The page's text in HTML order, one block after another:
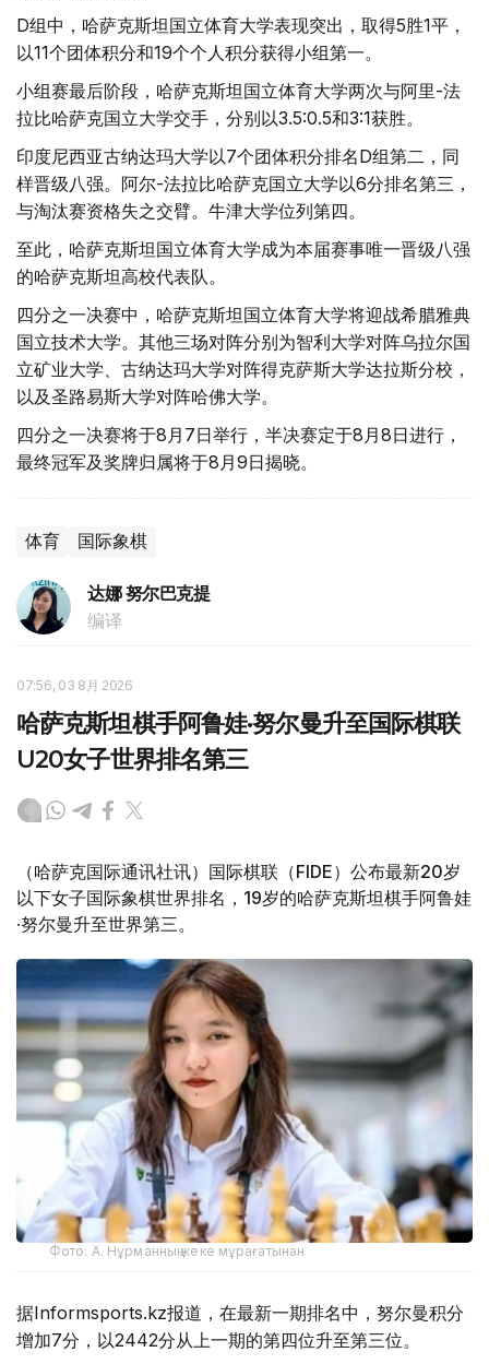
D组中，哈萨克斯坦国立体育大学表现突出，取得5胜1平，
以11个团体积分和19个个人积分获得小组第一。
小组赛最后阶段，哈萨克斯坦国立体育大学两次与阿里-法
拉比哈萨克国立大学交手，分别以3.5:0.5和3:1获胜。
印度尼西亚古纳达玛大学以7个团体积分排名D组第二，同
样晋级八强。阿尔-法拉比哈萨克国立大学以6分排名第三，
与淘汰赛资格失之交臂。牛津大学位列第四。
至此，哈萨克斯坦国立体育大学成为本届赛事唯一晋级八强
的哈萨克斯坦高校代表队。
四分之一决赛中，哈萨克斯坦国立体育大学将迎战希腊雅典
国立技术大学。其他三场对阵分别为智利大学对阵乌拉尔国
立矿业大学、古纳达玛大学对阵得克萨斯大学达拉斯分校，
以及圣路易斯大学对阵哈佛大学。
四分之一决赛将于8月7日举行，半决赛定于8月8日进行，
最终冠军及奖牌归属将于8月9日揭晓。
体育 国际象棋
达娜 努尔巴克提
编译
07:56, 03 8月 2026
哈萨克斯坦棋手阿鲁娃·努尔曼升至国际棋联
U20女子世界排名第三
（哈萨克国际通讯社讯）国际棋联（FIDE）公布最新20岁
以下女子国际象棋世界排名，19岁的哈萨克斯坦棋手阿鲁娃
·努尔曼升至世界第三。
Фото: А. Нұрманның жеке мұрағатынан
据Informsports.kz报道，在最新一期排名中，努尔曼积分
增加7分，以2442分从上一期的第四位升至第三位。